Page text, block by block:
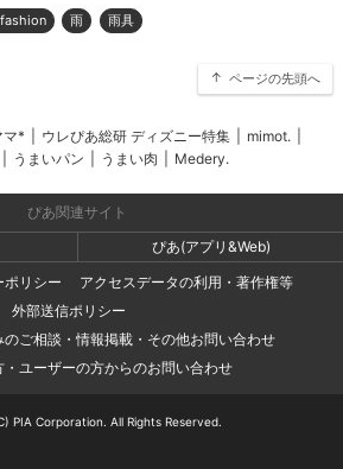
雨 雨具
ページの先頭へ
マ* ウレぴあ総研 ディズニー特集 mimot.
うまいパン うまい肉 Medery.
ぴあ関連サイト
ぴあ(アプリ&Web)
ポリシー
アクセスデータの利用・著作権等
外部送信ポリシー
ご相談・情報掲載・その他お問い合わせ
ユーザーの方からのお問い合わせ
PIA Corporation. All Rights Reserved.